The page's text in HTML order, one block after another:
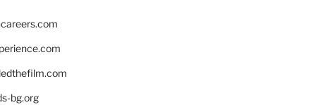
bg.org